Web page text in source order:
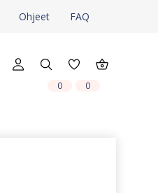
Ohjeet FAQ
0 0